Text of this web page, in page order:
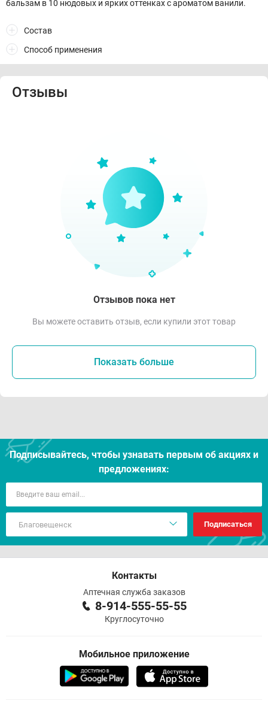
бальзам в 10 нюдовых и ярких оттенках с ароматом ванили.
Состав
Способ применения
Отзывы
Отзывов пока нет
Вы можете оставить отзыв, если купили этот товар
Показать больше
Подписывайтесь, чтобы узнавать первым об акцияx и
предложениях:
Подписаться
Контакты
Аптечная служба заказов
8-914-555-55-55
Круглосуточно
Мобильное приложение